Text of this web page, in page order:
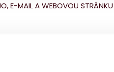
E-MAIL A WEBOVOU